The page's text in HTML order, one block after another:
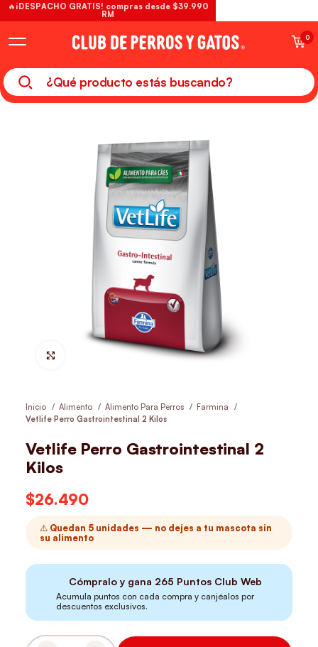
0
Inicio Alimento Alimento Para Perros
Farmina
Vetlife Perro Gastrointestinal 2 Kilos
Vetlife Perro Gastrointestinal 2
Kilos
$26.490
⚠️ Quedan 5 unidades — no dejes a tu mascota sin
su alimento
Cómpralo y gana 265 Puntos Club Web
Acumula puntos con cada compra y canjéalos por
descuentos exclusivos.
🔥¡DESPACHO GRATIS! compras desde $39.990
RM